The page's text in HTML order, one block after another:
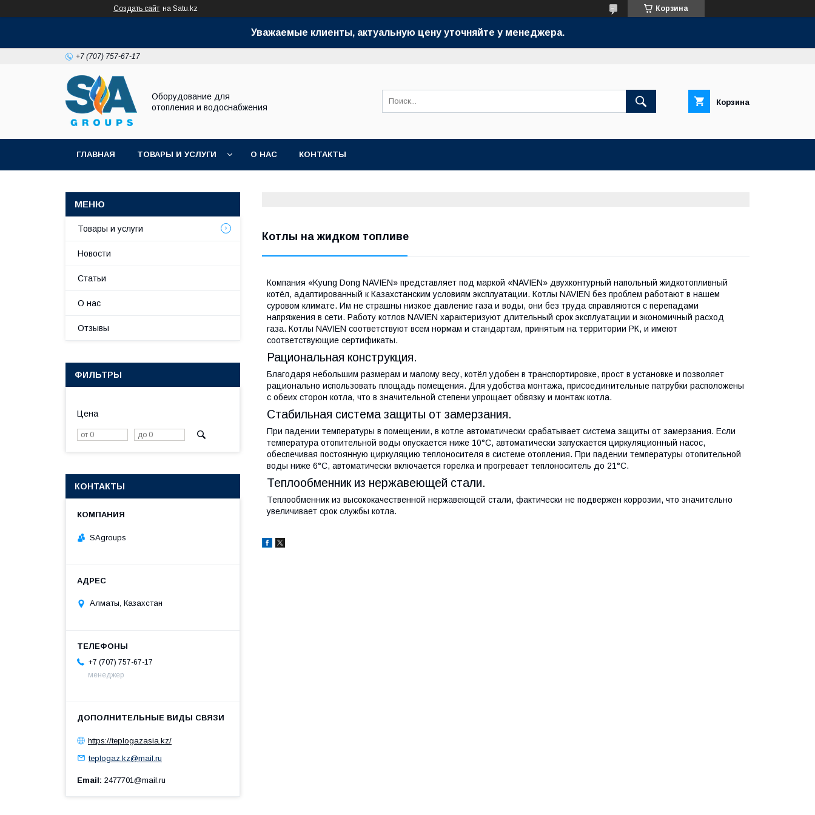
Создать сайт на Satu.kz Корзина
Уважаемые клиенты, актуальную цену уточняйте у менеджера.
+7 (707) 757-67-17
Оборудование для
отопления и водоснабжения
Корзина
ГЛАВНАЯ ТОВАРЫ И УСЛУГИ О НАС КОНТАКТЫ
Котлы на жидком топливе
Компания «Kyung Dong NAVIEN» представляет под маркой «NAVIEN» двухконтурный напольный жидкотопливный
котёл, адаптированный к Казахстанским условиям эксплуатации. Котлы NAVIEN без проблем работают в нашем
суровом климате. Им не страшны низкое давление газа и воды, они без труда справляются с перепадами
напряжения в сети. Работу котлов NAVIEN характеризуют длительный срок эксплуатации и экономичный расход
газа. Котлы NAVIEN соответствуют всем нормам и стандартам, принятым на территории РК, и имеют
соответствующие сертификаты.
Рациональная конструкция.
Благодаря небольшим размерам и малому весу, котёл удобен в транспортировке, прост в установке и позволяет
рационально использовать площадь помещения. Для удобства монтажа, присоединительные патрубки расположены
с обеих сторон котла, что в значительной степени упрощает обвязку и монтаж котла.
Стабильная система защиты от замерзания.
При падении температуры в помещении, в котле автоматически срабатывает система защиты от замерзания. Если
температура отопительной воды опускается ниже 10°С, автоматически запускается циркуляционный насос,
обеспечивая постоянную циркуляцию теплоносителя в системе отопления. При падении температуры отопительной
воды ниже 6°С, автоматически включается горелка и прогревает теплоноситель до 21°С.
Теплообменник из нержавеющей стали.
Теплообменник из высококачественной нержавеющей стали, фактически не подвержен коррозии, что значительно
увеличивает срок службы котла.
Товары и услуги
Новости
Статьи
О нас
Отзывы
ФИЛЬТРЫ
Цена
КОНТАКТЫ
SAgroups
Алматы, Казахстан
+7 (707) 757-67-17
менеджер
https://teplogazasia.kz/
teplogaz.kz@mail.ru
Email 2477701@mail.ru